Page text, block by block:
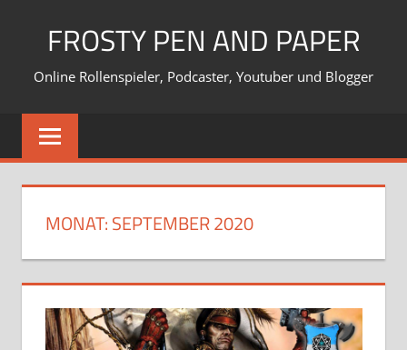
FROSTY PEN AND PAPER
Online Rollenspieler, Podcaster, Youtuber und Blogger
MONAT:SEPTEMBER 2020